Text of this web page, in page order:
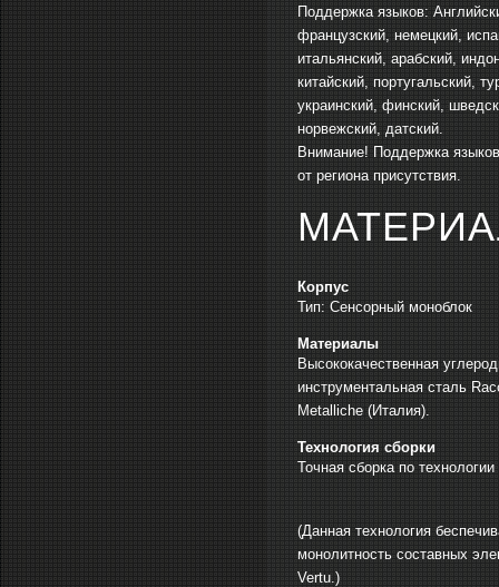
Поддержка языков:
французский, немецкий,
итальянский, арабский,
китайский, португальский,
украинский, финский,
норвежский, датский.
Внимание! Поддержка
от региона присутствия.
Корпус
Тип: Сенсорный моноблок
Материалы
Высококачественная
инструментальная сталь
Metalliche (Италия).
Технология сборки
Точная сборка по
(Данная технология
монолитность составных
Vertu.)